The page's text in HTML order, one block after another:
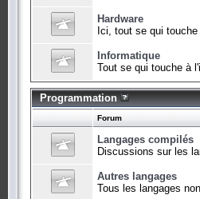
Hardware
Ici, tout se qui
Informatique
Tout se qui touche à
Programmation
Forum
Langages compilés
Discussions sur les
Autres langages
Tous les langages